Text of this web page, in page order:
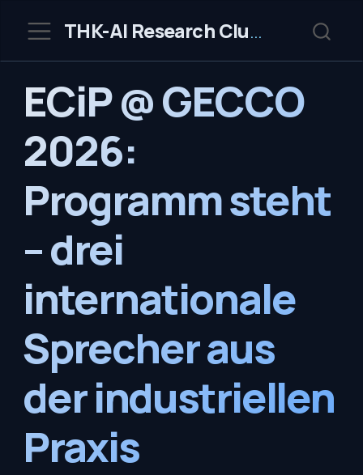
THK-AI Research Cluster
ECiP @ GECCO
2026:
Programm steht
– drei
internationale
Sprecher aus
der industriellen
Praxis